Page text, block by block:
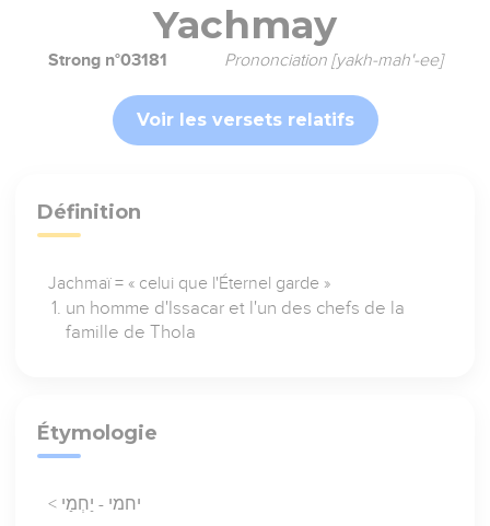
Yachmay
Strong n°03181 Prononciation [yakh-mah'-ee]
Voir les versets relatifs
Définition
Jachmaï = « celui que l'Éternel garde »
un homme d'Issacar et l'un des chefs de la
famille de Thola
Étymologie
< יחמי - יַחְמַי